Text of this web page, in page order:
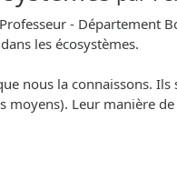
-
les écosystèmes.
nous la connaissons.
Leur manière